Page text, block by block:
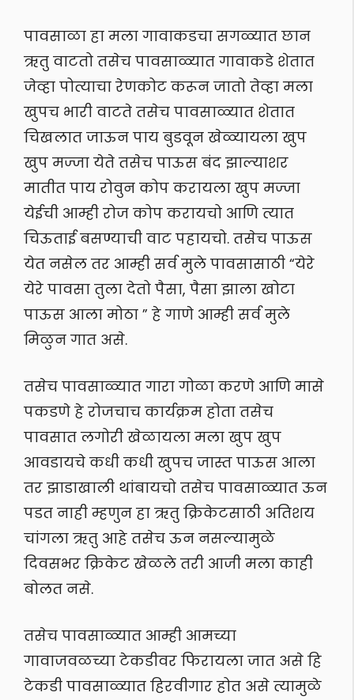
पावसाळा हा मला गावाकडचा सगळ्यात छान
ऋतु वाटतो तसेच पावसाळ्यात गावाकडे शेतात
जेव्हा पोत्याचा रेणकोट करून जातो तेव्हा मला
खुपच भारी वाटते तसेच पावसाळ्यात शेतात
चिखलात जाऊन पाय बुडवून खेळ्यायला खुप
खुप मज्जा येते तसेच पाऊस बंद झाल्याशर
मातीत पाय रोवुन कोप करायला खुप मज्जा
येईची आम्ही रोज कोप करायचो आणि त्यात
चिऊताई बसण्याची वाट पहायचो. तसेच पाऊस
येत नसेल तर आम्ही सर्व मुले पावसासाठी “येरे
येरे पावसा तुला देतो पैसा, पैसा झाला खोटा
पाऊस आला मोठा ” हे गाणे आम्ही सर्व मुले
मिळुन गात असे.
तसेच पावसाळ्यात गारा गोळा करणे आणि मासे
पकडणे हे रोजचाच कार्यक्रम होता तसेच
पावसात लगोरी खेळायला मला खुप खुप
आवडायचे कधी कधी खुपच जास्त पाऊस आला
तर झाडाखाली थांबायचो तसेच पावसाळ्यात ऊन
पडत नाही म्हणुन हा ऋतु क्रिकेटसाठी अतिशय
चांगला ऋतु आहे तसेच ऊन नसल्यामुळे
दिवसभर क्रिकेट खेळले तरी आजी मला काही
बोलत नसे.
तसेच पावसाळ्यात आम्ही आमच्या
गावाजवळच्या टेकडीवर फिरायला जात असे हि
टेकडी पावसाळ्यात हिरवीगार होत असे त्यामुळे